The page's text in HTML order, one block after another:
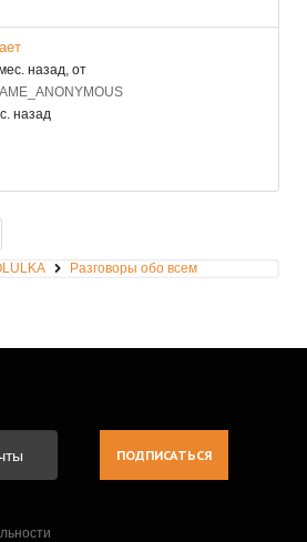
назад, от
назад
Разговоры обо всем